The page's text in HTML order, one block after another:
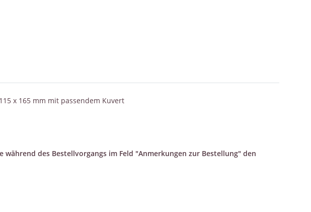
x 165 mm mit passendem Kuvert
des Bestellvorgangs im Feld "Anmerkungen zur Bestellung" den